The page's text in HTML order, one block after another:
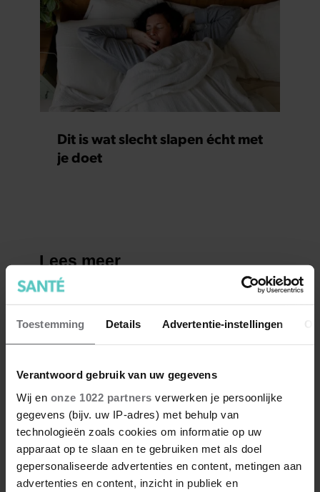
Toestemming Details Advertentie-instellingen
Verantwoord gebruik van uw gegevens
Wij en onze 1022 partners verwerken je persoonlijke
gegevens (bijv. uw IP-adres) met behulp van
technologieën zoals cookies om informatie op uw
apparaat op te slaan en te gebruiken met als doel
gepersonaliseerde advertenties en content, metingen aan
advertenties en content, inzicht in publiek en
Dit is wat slecht slapen écht met
je doet